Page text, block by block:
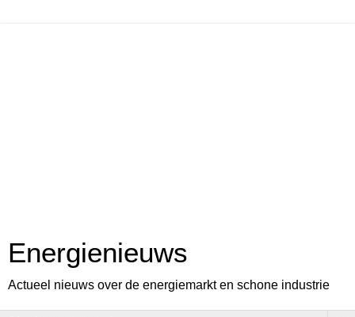
Energienieuws
Actueel nieuws over de energiemarkt en schone industrie